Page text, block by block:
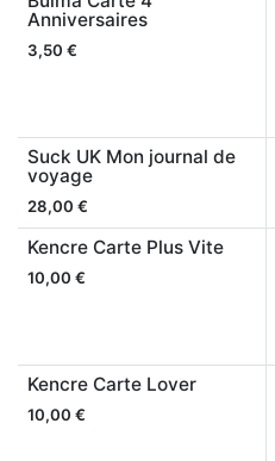
Anniversaires
3,50 €
Suck UK Mon journal de
voyage
28,00 €
Kencre Carte Plus Vite
10,00 €
Kencre Carte Lover
10,00 €